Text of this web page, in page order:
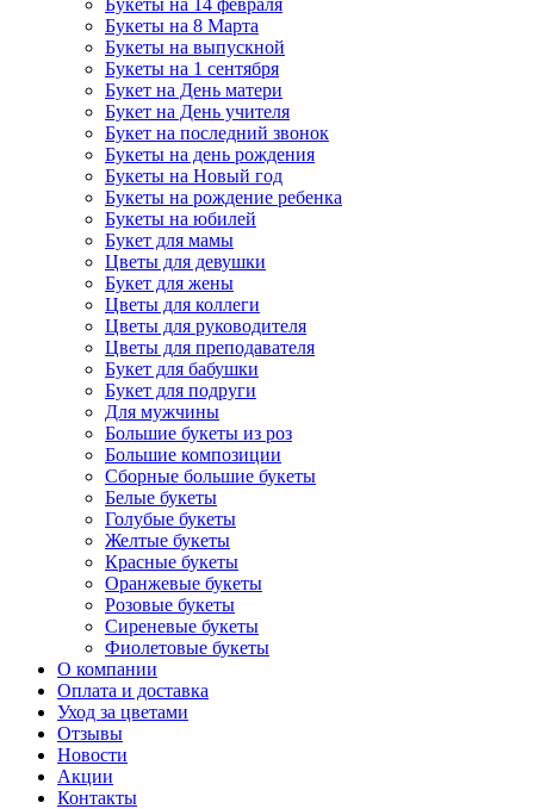
Букеты на 14 февраля
Букеты на 8 Марта
Букеты на выпускной
Букеты на 1 сентября
Букет на День матери
Букет на День учителя
Букет на последний звонок
Букеты на день рождения
Букеты на Новый год
Букеты на рождение ребенка
Букеты на юбилей
Букет для мамы
Цветы для девушки
Букет для жены
Цветы для коллеги
Цветы для руководителя
Цветы для преподавателя
Букет для бабушки
Букет для подруги
Для мужчины
Большие букеты из роз
Большие композиции
Сборные большие букеты
Белые букеты
Голубые букеты
Желтые букеты
Красные букеты
Оранжевые букеты
Розовые букеты
Сиреневые букеты
Фиолетовые букеты
О компании
Оплата и доставка
Уход за цветами
Отзывы
Новости
Акции
Контакты